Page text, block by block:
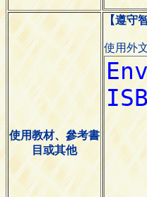
使用教材、參考書
目或其他
【遵守
使用外